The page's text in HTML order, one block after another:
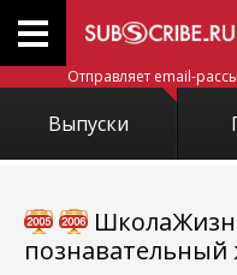
Отправляет email-
Выпуски
познавательный